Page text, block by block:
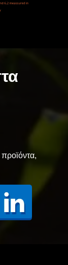
προϊόντα,